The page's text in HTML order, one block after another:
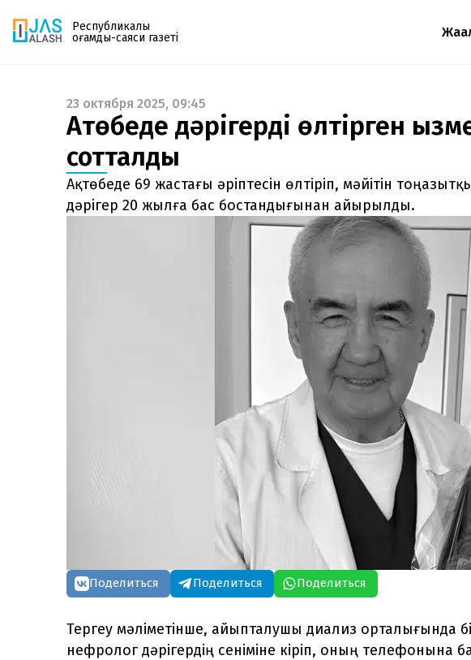
Республикалық
қоғамдық-саяси газеті
Газетке жазылу
PDF форматтағы газетті ай сайын электронды
поштаңызға алып отырыңыз. Жаңа нөмір
шыққан сәтте сізге бірден жіберіледі. Тек email
енгізіңіз, біз қалғанын өзіміз жібереміз.
23 октября 2025, 09:45
Ақтөбеде дәрігерді өлтірген
сотталды
Ақтөбеде 69 жастағы әріптесін өлтіріп, мәйітін
дәрігер 20 жылға бас бостандығынан айырылды.
Поделиться Поделиться Поделиться
Тергеу мәліметінше, айыпталушы диализ орталығында
нефролог дәрігердің сеніміне кіріп, оның телефонына